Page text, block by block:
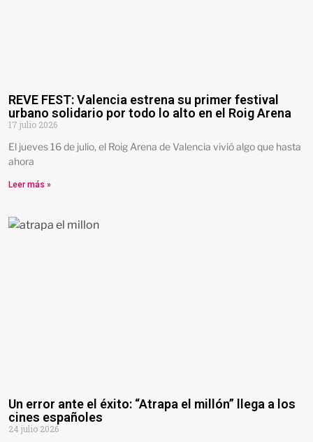
REVE FEST: Valencia estrena su primer festival
urbano solidario por todo lo alto en el Roig Arena
17 julio 2026
El jueves 16 de julio, el Roig Arena de Valencia vivió algo que hasta
ahora
Leer más »
Un error ante el éxito: “Atrapa el millón” llega a los
cines españoles
24 julio 2026